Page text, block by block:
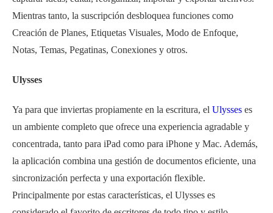
Mientras tanto, la suscripción desbloquea funciones como
Creación de Planes, Etiquetas Visuales, Modo de Enfoque,
Notas, Temas, Pegatinas, Conexiones y otros.
Ulysses
Ya para que inviertas propiamente en la escritura, el Ulysses es
un ambiente completo que ofrece una experiencia agradable y
concentrada, tanto para iPad como para iPhone y Mac. Además,
la aplicación combina una gestión de documentos eficiente, una
sincronización perfecta y una exportación flexible.
Principalmente por estas características, el Ulysses es